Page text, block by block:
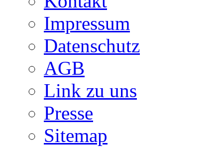
Impressum
Datenschutz
AGB
Link zu uns
Presse
Sitemap